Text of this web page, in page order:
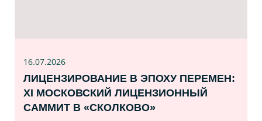
16.07.2026
ЛИЦЕНЗИРОВАНИЕ В ЭПОХУ ПЕРЕМЕН:
XI МОСКОВСКИЙ ЛИЦЕНЗИОННЫЙ
САММИТ В «СКОЛКОВО»